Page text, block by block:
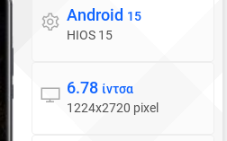
Λειτουργικό σύστημα
Android 15
HIOS 15
Οθόνη
6.78 ίντσα
1224x2720 pixel